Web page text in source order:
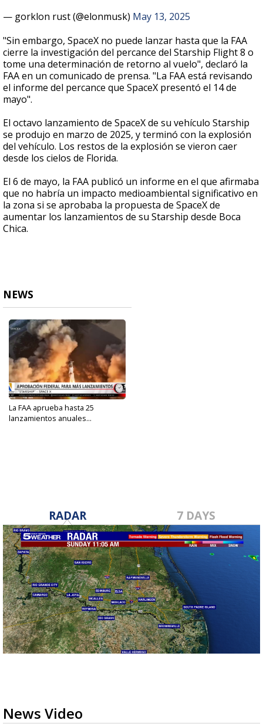
— gorklon rust (@elonmusk) May 13, 2025
"Sin embargo, SpaceX no puede lanzar hasta que la FAA
cierre la investigación del percance del Starship Flight 8 o
tome una determinación de retorno al vuelo", declaró la
FAA en un comunicado de prensa. "La FAA está revisando
el informe del percance que SpaceX presentó el 14 de
mayo".
El octavo lanzamiento de SpaceX de su vehículo Starship
se produjo en marzo de 2025, y terminó con la explosión
del vehículo. Los restos de la explosión se vieron caer
desde los cielos de Florida.
El 6 de mayo, la FAA publicó un informe en el que afirmaba
que no habría un impacto medioambiental significativo en
la zona si se aprobaba la propuesta de SpaceX de
aumentar los lanzamientos de su Starship desde Boca
Chica.
NEWS
La FAA aprueba hasta 25
lanzamientos anuales...
RADAR 7 DAYS
News Video